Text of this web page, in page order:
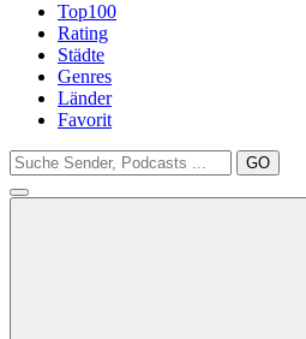
Top100
Rating
Städte
Genres
Länder
Favorit
GO